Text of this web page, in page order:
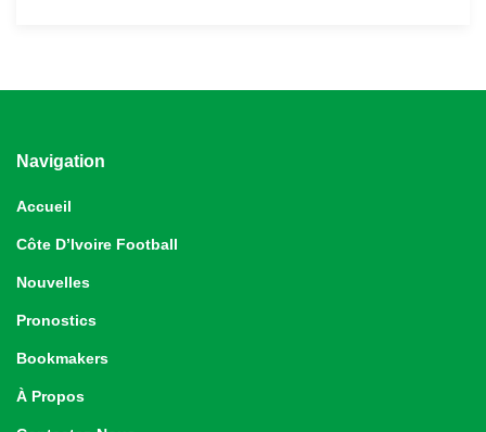
Navigation
Accueil
Côte D’Ivoire Football
Nouvelles
Pronostics
Bookmakers
À Propos